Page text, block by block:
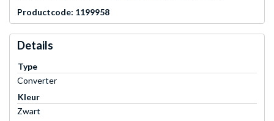
Productcode: 1199958
Details
Type
Converter
Kleur
Zwart